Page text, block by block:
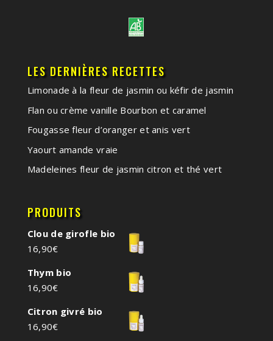
LES DERNIÈRES RECETTES
Limonade à la fleur de jasmin ou kéfir de jasmin
Flan ou crème vanille Bourbon et caramel
Fougasse fleur d’oranger et anis vert
Yaourt amande vraie
Madeleines fleur de jasmin citron et thé vert
PRODUITS
Clou de girofle bio
16,90€
Thym bio
16,90€
Citron givré bio
16,90€